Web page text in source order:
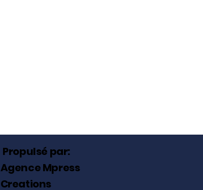
Propulsé par:
Agence Mpress
Creations